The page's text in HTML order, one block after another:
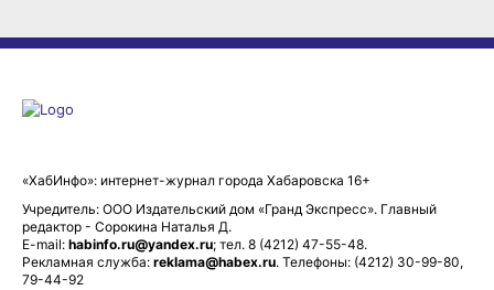
«ХабИнфо»: интернет-журнал города Хабаровска 16+
Учредитель: ООО Издательский дом «Гранд Экспресс». Главный
редактор - Сорокина Наталья Д.
E-mail: habinfo.ru@yandex.ru; тел. 8 (4212) 47-55-48.
Рекламная служба: reklama@habex.ru. Телефоны: (4212) 30-99-80,
79-44-92